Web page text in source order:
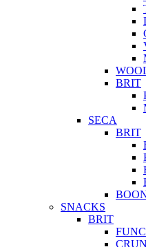
BRIT
SECA
BRIT
SNACKS
BRIT